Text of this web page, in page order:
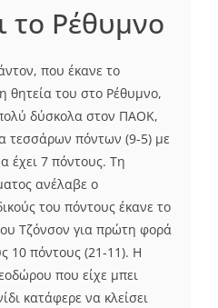
το Ρέθυμνο
που έκανε το
θητεία του στο Ρέθυμνο,
δύσκολα στον ΠΑΟΚ,
τεσσάρων πόντων (9-5) με
έχει 7 πόντους. Τη
ανέλαβε ο
του πόντους έκανε το
Τζόνσον για πρώτη φορά
10 πόντους (21-11). Η
που είχε μπει
κατάφερε να κλείσει